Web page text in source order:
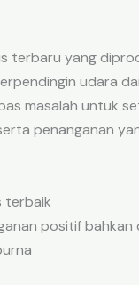
terbaru yang
udara
masalah untuk
penanganan
terbaik
positif